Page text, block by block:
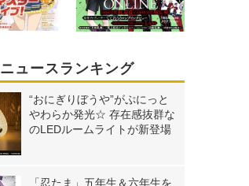
ニュースランキング
“おにぎりぼうや”がぷにっと
やわらか発光☆ 存在感抜群な
のLEDルームライトが新登場
「忍たま」五年生＆六年生を